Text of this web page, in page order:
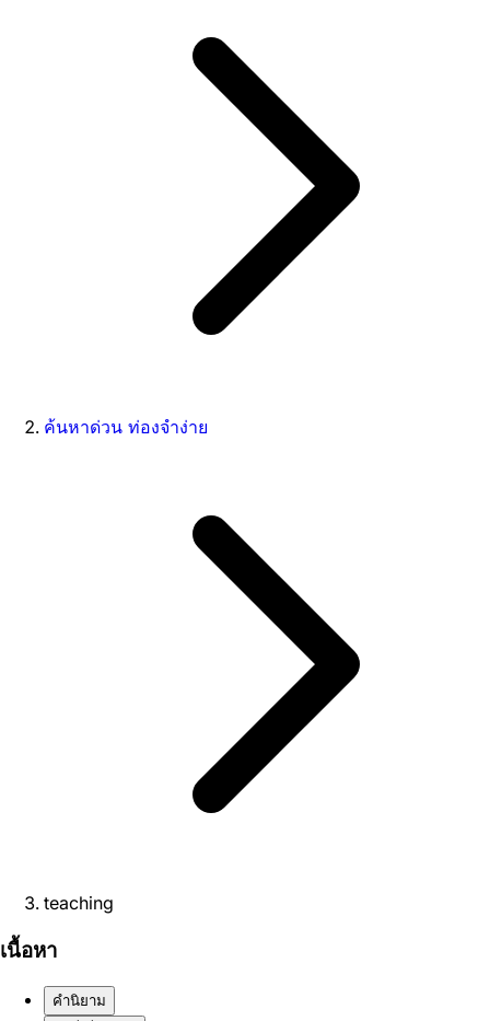
ค้นหาด่วน ท่องจำง่าย
teaching
เนื้อหา
คำนิยาม